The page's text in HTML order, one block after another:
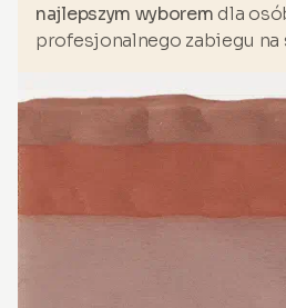
najlepszym wyboremdla
profesjonalnego zabiegu na